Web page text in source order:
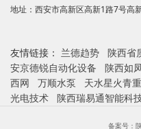
地址：西安市高新区高新1路7号高
友情链接： 兰德趋势 陕西省
安京德锐自动化设备
陕西如
西网
万顺水泵 天水星火青
光电技术
陕西瑞易通智能科
备案号：